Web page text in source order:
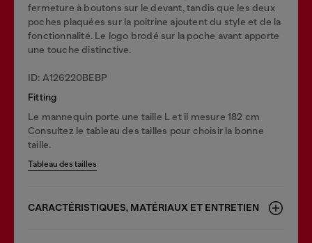
fermeture à boutons sur le devant, tandis que les deux
poches plaquées sur la poitrine ajoutent du style et de la
fonctionnalité. Le logo brodé sur la poche avant apporte
une touche distinctive.
ID: A126220BEBP
Fitting
Le mannequin porte une taille L et il mesure 182 cm
Consultez le tableau des tailles pour choisir la bonne
taille.
Tableau des tailles
CARACTÉRISTIQUES, MATÉRIAUX ET ENTRETIEN